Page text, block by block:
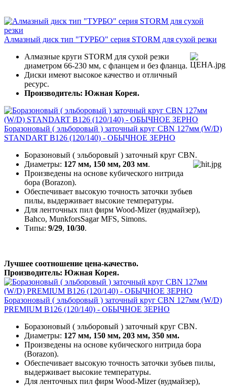
Алмазный диск тип "ТУРБО" серия STORM для сухой резки
Алмазные круги STORM для сухой резки
диаметром 66-230 мм, с фланцем и без фланца.
Диски имеют высокое качество и отличный
ресурс.
Производитель: Южная Корея.
Боразоновый ( эльборовый ) заточный круг CBN 127мм (W/D)
STANDART B126 (120/140) - ОБЫЧНОЕ ЗЕРНО
Боразоновый ( эльборовый ) заточный круг CBN.
Диаметры: 127 мм, 150 мм, 203 мм.
Произведены на основе кубического нитрида
бора (Borazon).
Обеспечивает высокую точность заточки зубьев
пилы, выдерживает высокие температуры.
Для ленточных пил фирм Wood-Mizer (вудмайзер),
Bahco, MunkforsSagar MFS, Simons.
Типы: 9/29, 10/30.
Лучшее соотношение цена-качество.
Производитель: Южная Корея.
Боразоновый ( эльборовый ) заточный круг CBN 127мм (W/D)
PREMIUM B126 (120/140) - ОБЫЧНОЕ ЗЕРНО
Боразоновый ( эльборовый ) заточный круг CBN.
Диаметры: 127 мм, 150 мм, 203 мм, 350 мм.
Произведены на основе кубического нитрида бора
(Borazon).
Обеспечивает высокую точность заточки зубьев пилы,
выдерживает высокие температуры.
Для ленточных пил фирм Wood-Mizer (вудмайзер),